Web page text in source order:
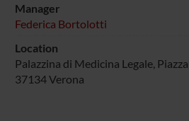
Manager
Federica Bortolotti
Location
Palazzina di Medicina Legale,
37134 Verona